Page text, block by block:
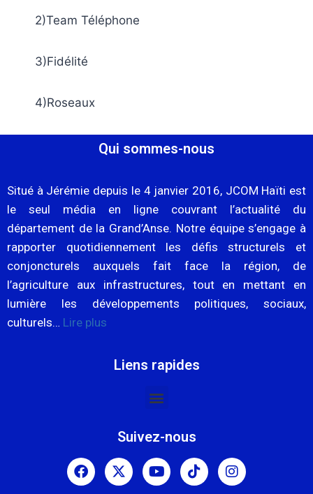
2)Team Téléphone
3)Fidélité
4)Roseaux
Qui sommes-nous
Situé à Jérémie depuis le 4 janvier 2016, JCOM Haïti est
le seul média en ligne couvrant l’actualité du
département de la Grand’Anse. Notre équipe s’engage à
rapporter quotidiennement les défis structurels et
conjoncturels auxquels fait face la région, de
l’agriculture aux infrastructures, tout en mettant en
lumière les développements politiques, sociaux,
culturels… Lire plus
Liens rapides
Suivez-nous